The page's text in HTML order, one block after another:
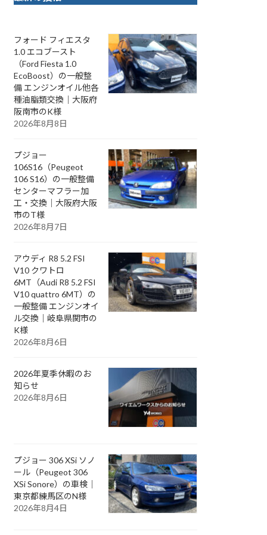
フォード フィエスタ
1.0 エコブースト
（Ford Fiesta 1.0
EcoBoost）の一般整
備 エンジンオイル他各
種油脂類交換｜大阪府
阪南市のK様
2026年8月8日
プジョー
106S16（Peugeot
106 S16）の一般整備
センターマフラー加
工・交換｜大阪府大阪
市のT様
2026年8月7日
アウディ R8 5.2 FSI
V10 クワトロ
6MT（Audi R8 5.2 FSI
V10 quattro 6MT）の
一般整備 エンジンオイ
ル交換｜岐阜県関市の
K様
2026年8月6日
2026年夏季休暇のお
知らせ
2026年8月6日
プジョー 306 XSi ソノ
ール（Peugeot 306
XSi Sonore）の車検｜
東京都練馬区のN様
2026年8月4日